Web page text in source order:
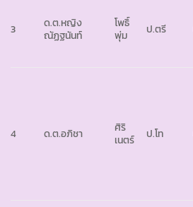
3
ด.ต.หญิง
ณัฏฐนันท์
โพธิ์
พุ่ม
ป.ตรี
4 ด.ต.อภิชา
ศิริ
เนตร์
ป.โท